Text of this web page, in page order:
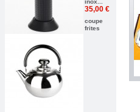
35,00 €
coupe
frites